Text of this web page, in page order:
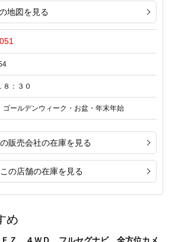
地図を見る
８：３０
ゴールデンウィーク・お盆・年末年始
販売会社の在庫を見る
この店舗の在庫を見る
め